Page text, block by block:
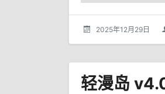
2025年12月29日
轻漫岛